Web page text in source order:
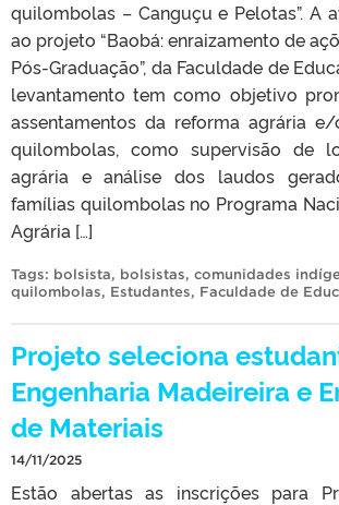
quilombolas – Canguçu e Pelotas”. A
ao projeto “Baobá: enraizamento de
Pós-Graduação”, da Faculdade de
levantamento tem como objetivo
assentamentos da reforma agrária
quilombolas, como supervisão de
agrária e análise dos laudos
famílias quilombolas no Programa
Agrária […]
Tags: bolsista, bolsistas, comunidades
quilombolas, Estudantes, Faculdade de
Projeto seleciona
Engenharia Madeireira e
de Materiais
14/11/2025
Estão abertas as inscrições para